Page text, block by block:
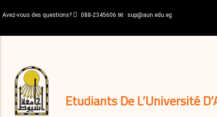
au
principal
Avez-vous des questions? 088-2345606 sup@aun.edu.eg
Etudiants De L’Université
décisions
Expatriés
Journal